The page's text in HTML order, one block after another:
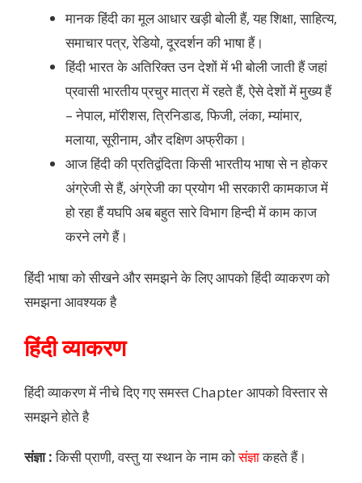
मानक हिंदी का मूल आधार खड़ी बोली हैं, यह शिक्षा, साहित्य,
समाचार पत्र, रेडियो, दूरदर्शन की भाषा हैं।
हिंदी भारत के अतिरिक्त उन देशों में भी बोली जाती हैं जहां
प्रवासी भारतीय प्रचुर मात्रा में रहते हैं, ऐसे देशों में मुख्य हैं
– नेपाल, मॉरीशस, त्रिनिडाड, फिजी, लंका, म्यांमार,
मलाया, सूरीनाम, और दक्षिण अफ्रीका।
आज हिंदी की प्रतिद्वंदिता किसी भारतीय भाषा से न होकर
अंग्रेजी से हैं, अंग्रेजी का प्रयोग भी सरकारी कामकाज में
हो रहा हैं यघपि अब बहुत सारे विभाग हिन्दी में काम काज
करने लगे हैं।
हिंदी भाषा को सीखने और समझने के लिए आपको हिंदी व्याकरण को
समझना आवश्यक है
हिंदी व्याकरण
हिंदी व्याकरण में नीचे दिए गए समस्त Chapter आपको विस्तार से
समझने होते है
संज्ञा :किसी प्राणी, वस्तु या स्थान के नाम कोसंज्ञाकहते हैं।